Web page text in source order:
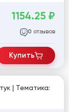
1154.25 ₽
0 отзывов
Купить
| Тематика: